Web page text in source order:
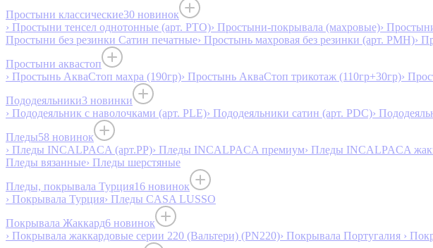
Простыни классические30 новинок
› Простыни тенсел однотонные (арт. PTO)› Простыни-покрывала (махровые)›
Простыни без резинки Сатин печатные› Простынь махровая без резинки (арт. PMH)›
Простыни аквастоп
› Простынь АкваСтоп махра (190гр)› Простынь АкваСтоп трикотаж (110гр+30гр)›
Пододеяльники3 новинки
› Пододеяльник с наволочками (арт. PLE)› Пододеяльники сатин (арт. PDC)›
Пледы58 новинок
› Пледы INCALPACA (арт.PP)› Пледы INCALPACA премиум› Пледы INCALPACA
Пледы вязанные› Пледы шерстяные
Пледы, покрывала Турция16 новинок
› Покрывала Турция› Пледы CASA LUSSO
Покрывала Жаккард6 новинок
› Покрывала жаккардовые серии 220 (Вальтери) (PN220)› Покрывала Португалия ›